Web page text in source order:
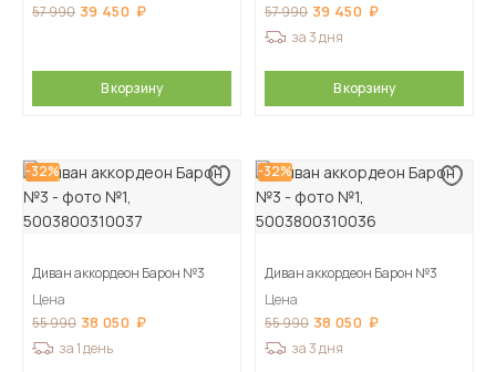
57 990 39 450
В корзину
57 990 39 450
за 3 дня
В корзину
-32%
Диван аккордеон Барон №3
Цена
55 990 38 050
за 1 день
-32%
Диван аккордеон Барон №3
Цена
55 990 38 050
за 3 дня